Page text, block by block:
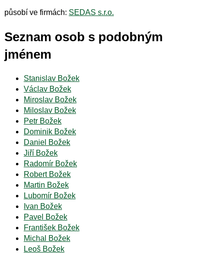
působí ve firmách: SEDAS s.r.o.
Seznam osob s podobným
jménem
Stanislav Božek
Václav Božek
Miroslav Božek
Miloslav Božek
Petr Božek
Dominik Božek
Daniel Božek
Jiří Božek
Radomír Božek
Robert Božek
Martin Božek
Lubomír Božek
Ivan Božek
Pavel Božek
František Božek
Michal Božek
Leoš Božek